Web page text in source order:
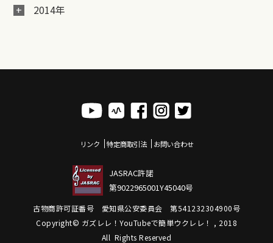
2014年
リンク 特定商取引法 お問い合わせ
JASRAC許諾
第9022965001Y45040号
古物商許可証番号 愛知県公安委員会 第541232304900号
Copyright© ガズレレ！YouTubeで簡単ウクレレ！ , 2018
All Rights Reserved